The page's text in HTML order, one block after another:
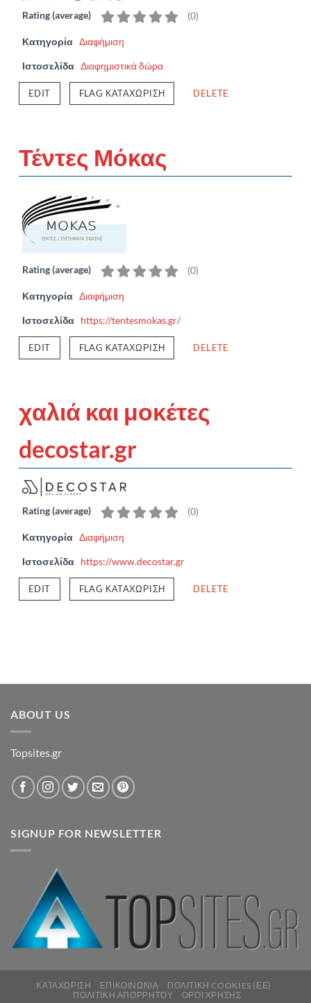
Rating (average) (0)
Κατηγορία Διαφήμιση
Ιστοσελίδα Διαφημιστικά δώρα
EDIT FLAG ΚΑΤΑΧΏΡΙΣΗ DELETE
Τέντες Μόκας
Rating (average) (0)
Κατηγορία Διαφήμιση
Ιστοσελίδα https://tentesmokas.gr/
EDIT FLAG ΚΑΤΑΧΏΡΙΣΗ DELETE
χαλιά και μοκέτες
decostar.gr
Rating (average) (0)
Κατηγορία Διαφήμιση
Ιστοσελίδα https://www.decostar.gr
EDIT FLAG ΚΑΤΑΧΏΡΙΣΗ DELETE
ABOUT US
Topsites.gr
SIGNUP FOR NEWSLETTER
ΚΑΤΑΧΏΡΙΣΗ ΕΠΙΚΟΙΝΩΝΊΑ
ΠΟΛΙΤΙΚΉ COOKIES (ΕΕ)
ΠΟΛΙΤΙΚΉ ΑΠΟΡΡΉΤΟΥ
ΌΡΟΙ ΧΡΉΣΗΣ